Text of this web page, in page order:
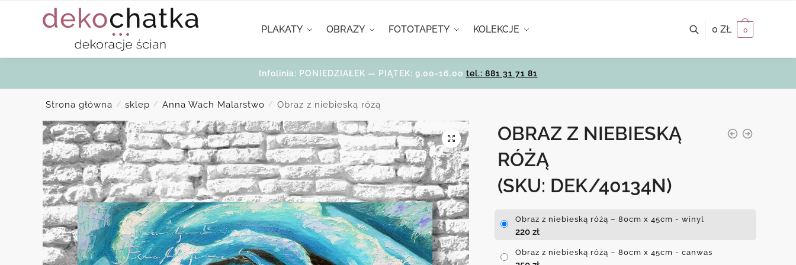
PLAKATY OBRAZY FOTOTAPETY KOLEKCJE 0 ZŁ 0
Infolinia: PONIEDZIAŁEK — PIĄTEK: 9.00-16.00 tel.: 881 31 71 81
Strona główna / sklep / Anna Wach Malarstwo / Obraz z niebieską różą
OBRAZ Z NIEBIESKĄ
RÓŻĄ
(SKU: DEK/40134N)
Obraz z niebieską różą – 80cm x 45cm - winyl
220 zł
Obraz z niebieską różą – 80cm x 45cm - canwas